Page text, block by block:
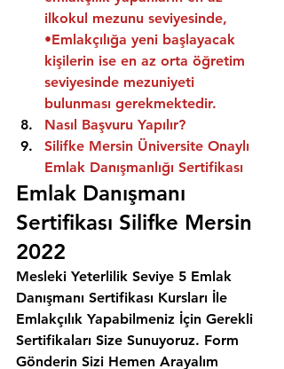
ilkokul mezunu seviyesinde,
•Emlakçılığa yeni başlayacak
kişilerin ise en az orta öğretim
seviyesinde mezuniyeti
bulunması gerekmektedir.
Nasıl Başvuru Yapılır?
Silifke Mersin Üniversite Onaylı
Emlak Danışmanlığı Sertifikası
Emlak Danışmanı
Sertifikası Silifke Mersin
2022
Mesleki Yeterlilik Seviye 5 Emlak
Danışmanı Sertifikası Kursları İle
Emlakçılık Yapabilmeniz İçin Gerekli
Sertifikaları Size Sunuyoruz. Form
Gönderin Sizi Hemen Arayalım